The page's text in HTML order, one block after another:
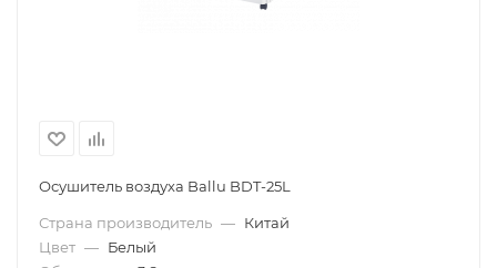
Осушитель воздуха Ballu BDT-25L
Страна производитель — Китай
Цвет — Белый